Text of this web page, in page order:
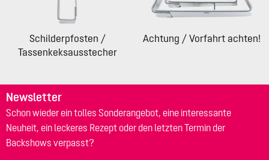
Schilderpfosten /
Tassenkeksausstecher
Achtung / Vorfahrt achten!
Newsletter
Schon wieder ein tolles Sonderangebot, eine interessante
Neuheit, ein leckeres Rezept oder den letzten Termin der
Backshows verpasst?